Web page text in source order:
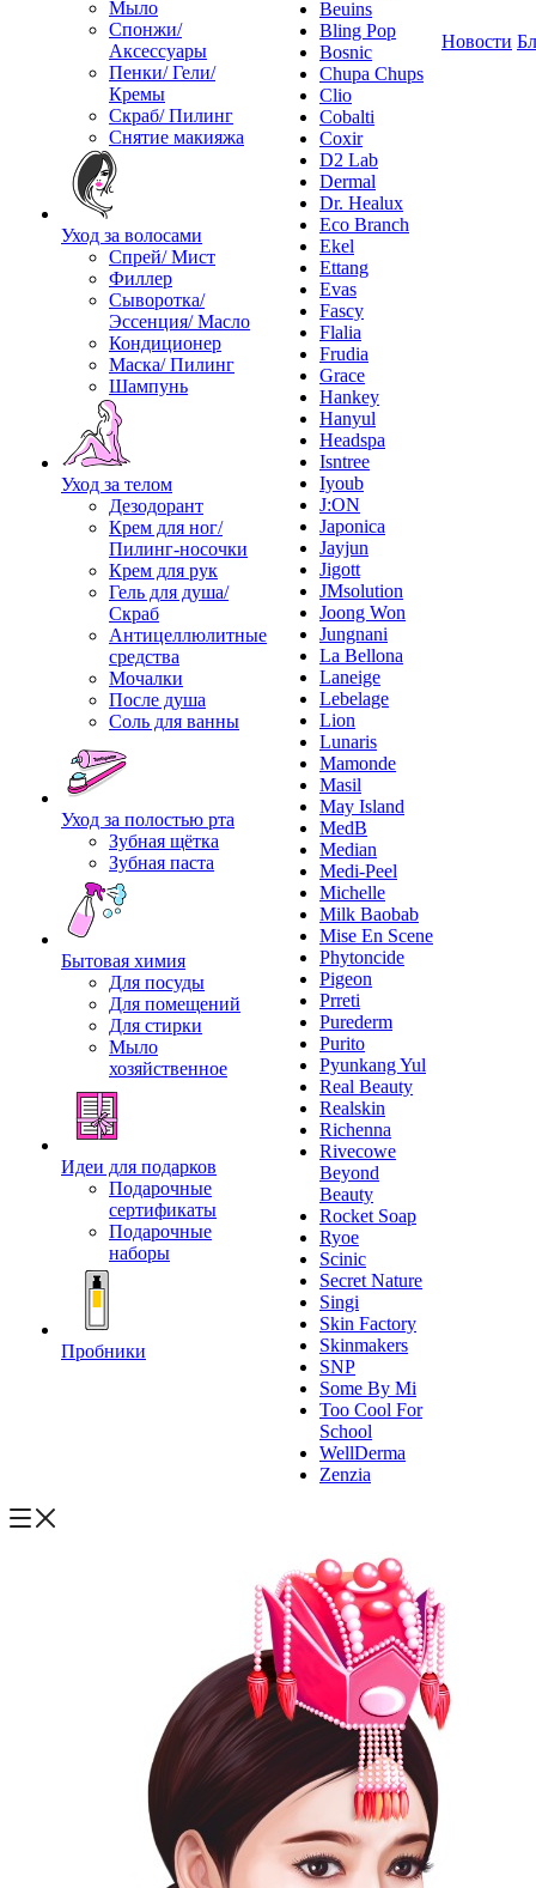
Мыло
Спонжи/
Аксессуары
Пенки/ Гели/
Кремы
Скраб/ Пилинг
Снятие макияжа
Уход за волосами
Спрей/ Мист
Филлер
Сыворотка/
Эссенция/ Масло
Кондиционер
Маска/ Пилинг
Шампунь
Уход за телом
Дезодорант
Крем для ног/
Пилинг-носочки
Крем для рук
Гель для душа/
Скраб
Антицеллюлитные
средства
Мочалки
После душа
Соль для ванны
Уход за полостью рта
Зубная щётка
Зубная паста
Бытовая химия
Для посуды
Для помещений
Для стирки
Мыло
хозяйственное
Идеи для подарков
Подарочные
сертификаты
Подарочные
наборы
Пробники
Beuins
Bling Pop
Bosnic
Chupa Chups
Clio
Cobalti
Coxir
D2 Lab
Dermal
Dr. Healux
Eco Branch
Ekel
Ettang
Evas
Fascy
Flalia
Frudia
Grace
Hankey
Hanyul
Headspa
Isntree
Iyoub
J:ON
Japonica
Jayjun
Jigott
JMsolution
Joong Won
Jungnani
La Bellona
Laneige
Lebelage
Lion
Lunaris
Mamonde
Masil
May Island
MedB
Median
Medi-Peel
Michelle
Milk Baobab
Mise En Scene
Phytoncide
Pigeon
Prreti
Purederm
Purito
Pyunkang Yul
Real Beauty
Realskin
Richenna
Rivecowe
Beyond
Beauty
Rocket Soap
Ryoe
Scinic
Secret Nature
Singi
Skin Factory
Skinmakers
SNP
Some By Mi
Too Cool For
School
WellDerma
Zenzia
Новости